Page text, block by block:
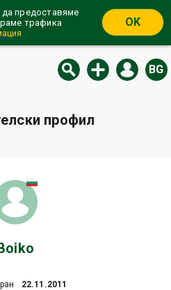
предоставяме
трафика
OK
BG
профил
22.11.2011